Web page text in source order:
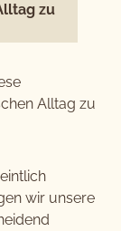
zu
Alltag zu
wir unsere